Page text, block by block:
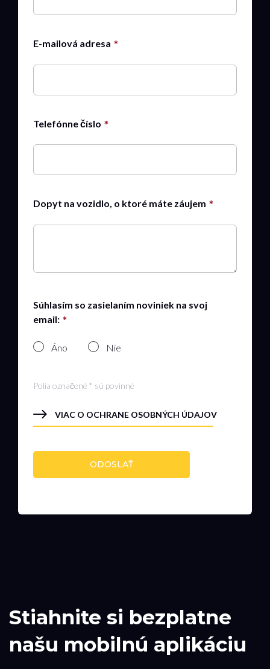
E-mailová adresa
Telefónne číslo
Dopyt na vozidlo, o ktoré máte záujem
Súhlasím so zasielaním noviniek na svoj
email:
Áno Nie
Polia označené * sú povinné
VIAC O OCHRANE OSOBNÝCH ÚDAJOV
ODOSLAŤ
Stiahnite si bezplatne
našu mobilnú aplikáciu